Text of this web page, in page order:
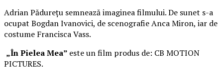
Adrian Pădurețu semnează imaginea filmului. De sunet s-a
ocupat Bogdan Ivanovici, de scenografie Anca Miron, iar de
costume Francisca Vass.
„În Pielea Mea” este un film produs de: CB MOTION
PICTURES.